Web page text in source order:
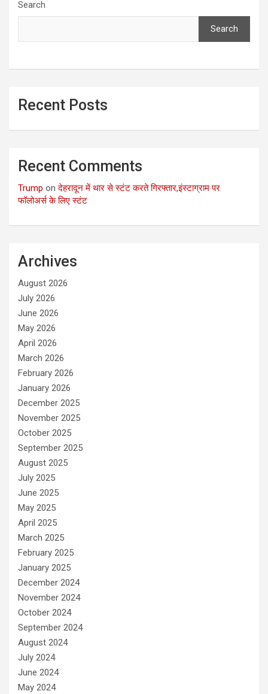
Search
Search
Recent Posts
Recent Comments
Trump onदेहरादून में थार से स्टंट करते गिरफ्तार,इंस्टाग्राम पर
फॉलोअर्स के लिए स्टंट
Archives
August 2026
July 2026
June 2026
May 2026
April 2026
March 2026
February 2026
January 2026
December 2025
November 2025
October 2025
September 2025
August 2025
July 2025
June 2025
May 2025
April 2025
March 2025
February 2025
January 2025
December 2024
November 2024
October 2024
September 2024
August 2024
July 2024
June 2024
May 2024